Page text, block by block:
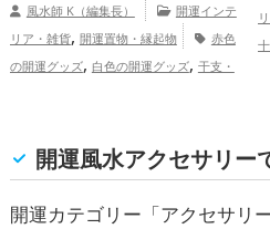
風水師 K（編集長）
開運インテ
リア・雑貨, 開運置物・縁起物
赤色
の開運グッズ, 白色の開運グッズ, 干支・
ビングの開運グッズ ,2026年（令和8年）
の開運グッズ
金運アップ,仕事運ア
ップ,健康運アップ ,
家庭運・家族運アッ
プ
開運風水アクセサリーで運気アップ
開運カテゴリー「アクセサリ